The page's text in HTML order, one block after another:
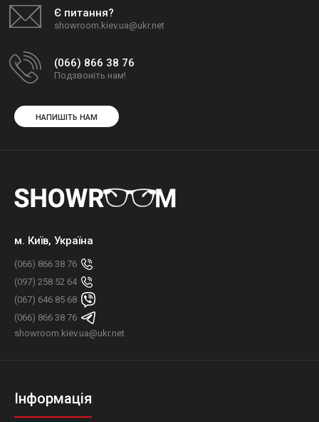
Є питання?
showroom.kiev.ua@ukr.net
(066) 866 38 76
Подзвоніть нам!
НАПИШІТЬ НАМ
м. Київ, Україна
(066) 866 38 76
(097) 258 52 64
(067) 646 85 68
(066) 866 38 76
showroom.kiev.ua@ukr.net
Інформація